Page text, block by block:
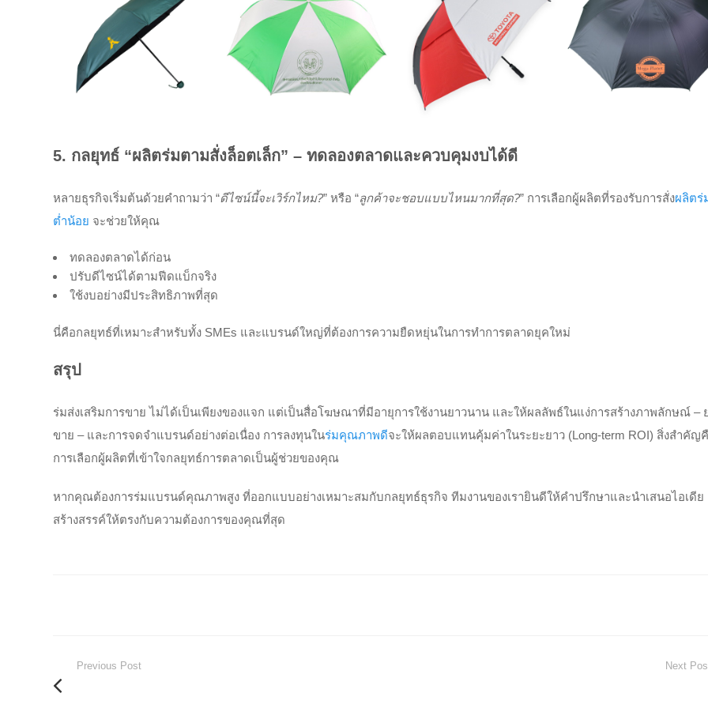
5. กลยุทธ์ “ผลิตร่มตามสั่งล็อตเล็ก” – ทดลองตลาดและควบคุมงบได้ดี
หลายธุรกิจเริ่มต้นด้วยคำถามว่า “ดีไซน์นี้จะเวิร์กไหม?” หรือ “ลูกค้าจะชอบแบบไหนมากที่สุด?” การเลือกผู้ผลิตที่รองรับการสั่งผลิตร่
ต่ำน้อย จะช่วยให้คุณ
ทดลองตลาดได้ก่อน
ปรับดีไซน์ได้ตามฟีดแบ็กจริง
ใช้งบอย่างมีประสิทธิภาพที่สุด
นี่คือกลยุทธ์ที่เหมาะสำหรับทั้ง SMEs และแบรนด์ใหญ่ที่ต้องการความยืดหยุ่นในการทำการตลาดยุคใหม่
สรุป
ร่มส่งเสริมการขาย ไม่ได้เป็นเพียงของแจก แต่เป็นสื่อโฆษณาที่มีอายุการใช้งานยาวนาน และให้ผลลัพธ์ในแง่การสร้างภาพลักษณ์ –
ขาย – และการจดจำแบรนด์อย่างต่อเนื่อง การลงทุนในร่มคุณภาพดีจะให้ผลตอบแทนคุ้มค่าในระยะยาว (Long-term ROI) สิ่งสำคัญ
การเลือกผู้ผลิตที่เข้าใจกลยุทธ์การตลาดเป็นผู้ช่วยของคุณ
หากคุณต้องการร่มแบรนด์คุณภาพสูง ที่ออกแบบอย่างเหมาะสมกับกลยุทธ์ธุรกิจ ทีมงานของเรายินดีให้คำปรึกษาและนำเสนอไอเดีย
สร้างสรรค์ให้ตรงกับความต้องการของคุณที่สุด
Previous Post Next